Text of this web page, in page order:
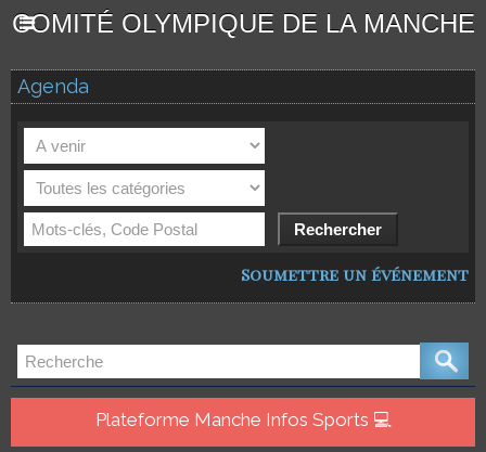
COMITÉ OLYMPIQUE DE LA MANCHE
Agenda
Soumettre un événement
Plateforme Manche Infos Sports 💻